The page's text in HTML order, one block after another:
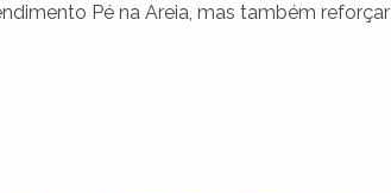
Pé na Areia, mas também